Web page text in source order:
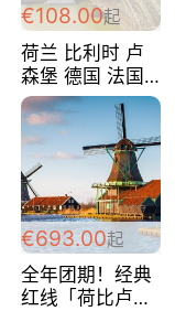
€108.00起
荷兰 比利时 卢
森堡 德国 法国
超爽玩遍西欧 循
环线 全程四星宾
馆 108欧/人/天
€693.00起
全年团期！经典
红线「荷比卢德